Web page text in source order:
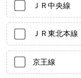
ＪＲ中央線
ＪＲ東北本線
京王線